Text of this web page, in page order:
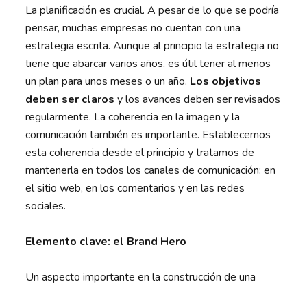
La planificación es crucial. A pesar de lo que se podría
pensar, muchas empresas no cuentan con una
estrategia escrita. Aunque al principio la estrategia no
tiene que abarcar varios años, es útil tener al menos
un plan para unos meses o un año. Los objetivos
deben ser claros y los avances deben ser revisados
regularmente. La coherencia en la imagen y la
comunicación también es importante. Establecemos
esta coherencia desde el principio y tratamos de
mantenerla en todos los canales de comunicación: en
el sitio web, en los comentarios y en las redes
sociales.
Elemento clave: el Brand Hero
Un aspecto importante en la construcción de una